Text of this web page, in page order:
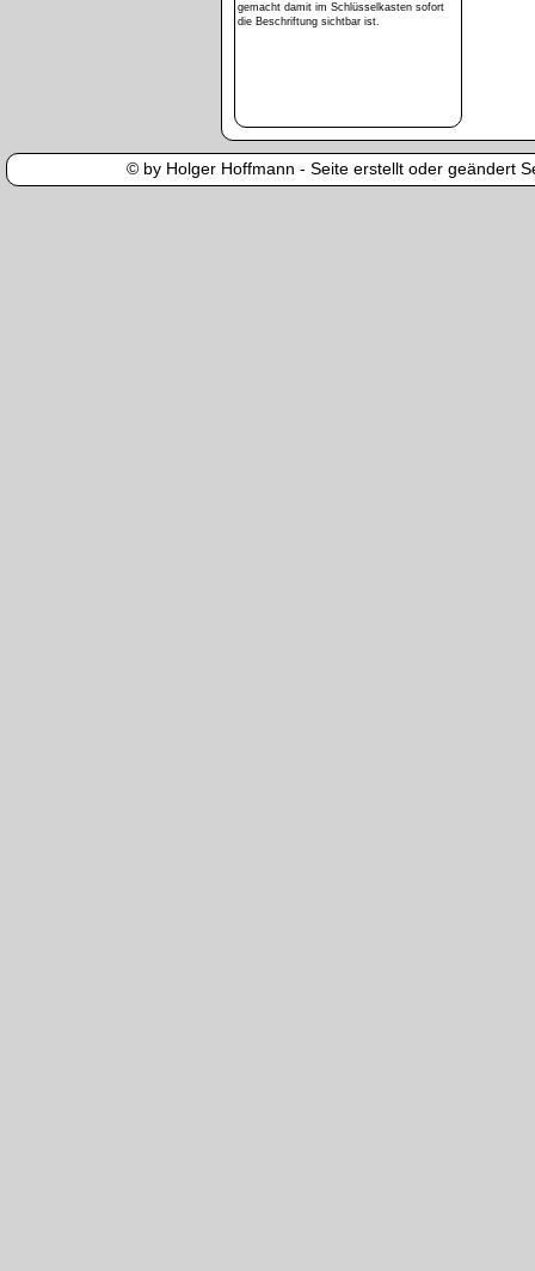
gemacht damit im Schlüsselkasten sofort
die Beschriftung sichtbar ist.
© by Holger Hoffmann - Seite erstellt oder geändert